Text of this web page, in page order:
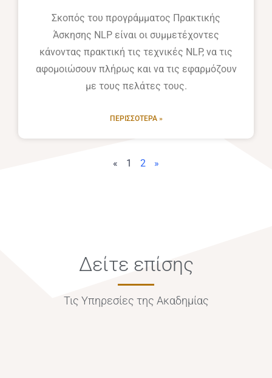
Σκοπός του προγράμματος Πρακτικής
Άσκησης NLP είναι οι συμμετέχοντες
κάνοντας πρακτική τις τεχνικές NLP, να τις
αφομοιώσουν πλήρως και να τις εφαρμόζουν
με τους πελάτες τους.
ΠΕΡΙΣΣΌΤΕΡΑ »
« 1 2 »
Δείτε επίσης
Τις Υπηρεσίες της Ακαδημίας